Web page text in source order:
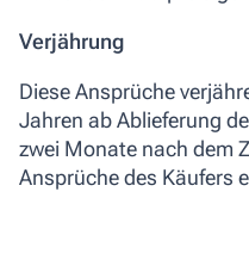
Verjährung
Diese Ansprüche
Jahren ab Ablieferung
zwei Monate nach dem
Ansprüche des Käufers